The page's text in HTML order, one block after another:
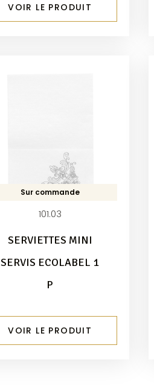
VOIR LE PRODUIT
Sur commande
101.03
SERVIETTES MINI
SERVIS ECOLABEL 1
P
VOIR LE PRODUIT